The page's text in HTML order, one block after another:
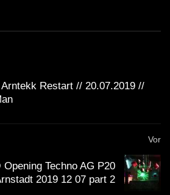
mit DJ SCHIEMAN
HOUSE MELODIC ᵐⁱˣ ˢᵉᵗ ‹|›
Restart // 20.07.2019 //
Vor
Techno AG P20
2019 12 07 part 2